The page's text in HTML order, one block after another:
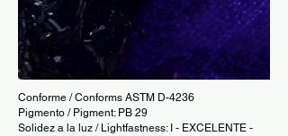
Conforme / Conforms ASTM D-4236
Pigmento / Pigment: PB 29
Solidez a la luz / Lightfastness: I - EXCELENTE -